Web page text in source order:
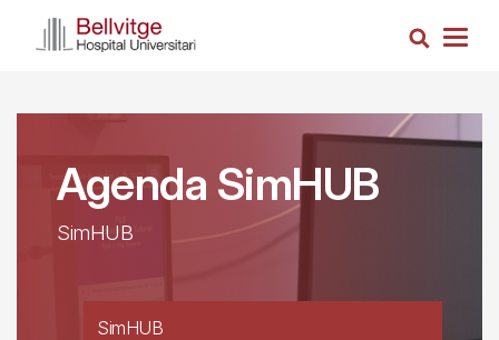
Cerca
Agenda SimHUB
SimHUB
SimHUB